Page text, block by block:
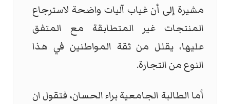
مشيرة إلى أن غياب آليات واضحة لاسترجاع
المنتجات غير المتطابقة مع المتفق
عليها، يقلل من ثقة المواطنين في هذا
النوع من التجارة.
أما الطالبة الجامعية براء الحسان، فتقول ان